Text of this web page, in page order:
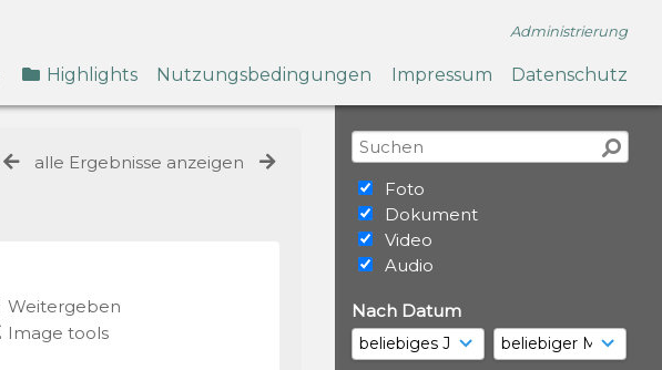
Administrierung
Highlights Nutzungsbedingungen Impressum Datenschutz
Foto
Dokument
Video
Audio
Nach Datum
alle Ergebnisse anzeigen
Weitergeben
Image tools